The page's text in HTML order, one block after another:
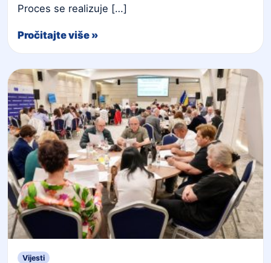
Proces se realizuje […]
Pročitajte više »
Vijesti